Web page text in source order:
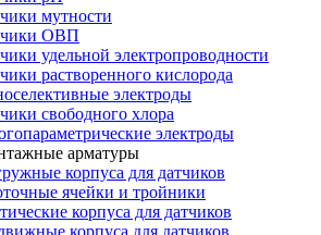
мутности
ОВП
удельной электропроводности
растворенного кислорода
электроды
свободного хлора
электроды
арматуры
корпуса для датчиков
ячейки и тройники
корпуса для датчиков